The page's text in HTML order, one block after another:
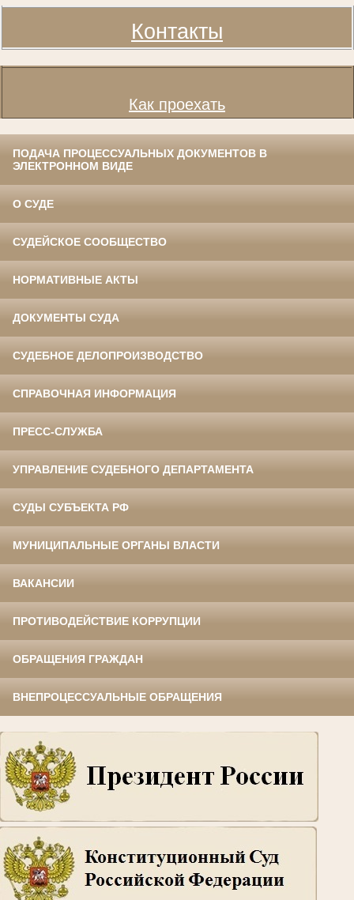
Контакты
Как проехать
ПОДАЧА ПРОЦЕССУАЛЬНЫХ ДОКУМЕНТОВ В
ЭЛЕКТРОННОМ ВИДЕ
О СУДЕ
СУДЕЙСКОЕ СООБЩЕСТВО
НОРМАТИВНЫЕ АКТЫ
ДОКУМЕНТЫ СУДА
СУДЕБНОЕ ДЕЛОПРОИЗВОДСТВО
СПРАВОЧНАЯ ИНФОРМАЦИЯ
ПРЕСС-СЛУЖБА
УПРАВЛЕНИЕ СУДЕБНОГО ДЕПАРТАМЕНТА
СУДЫ СУБЪЕКТА РФ
МУНИЦИПАЛЬНЫЕ ОРГАНЫ ВЛАСТИ
ВАКАНСИИ
ПРОТИВОДЕЙСТВИЕ КОРРУПЦИИ
ОБРАЩЕНИЯ ГРАЖДАН
ВНЕПРОЦЕССУАЛЬНЫЕ ОБРАЩЕНИЯ